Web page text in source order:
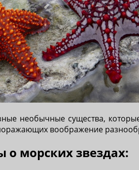
необычные существа,
воображение
о морских звездах: